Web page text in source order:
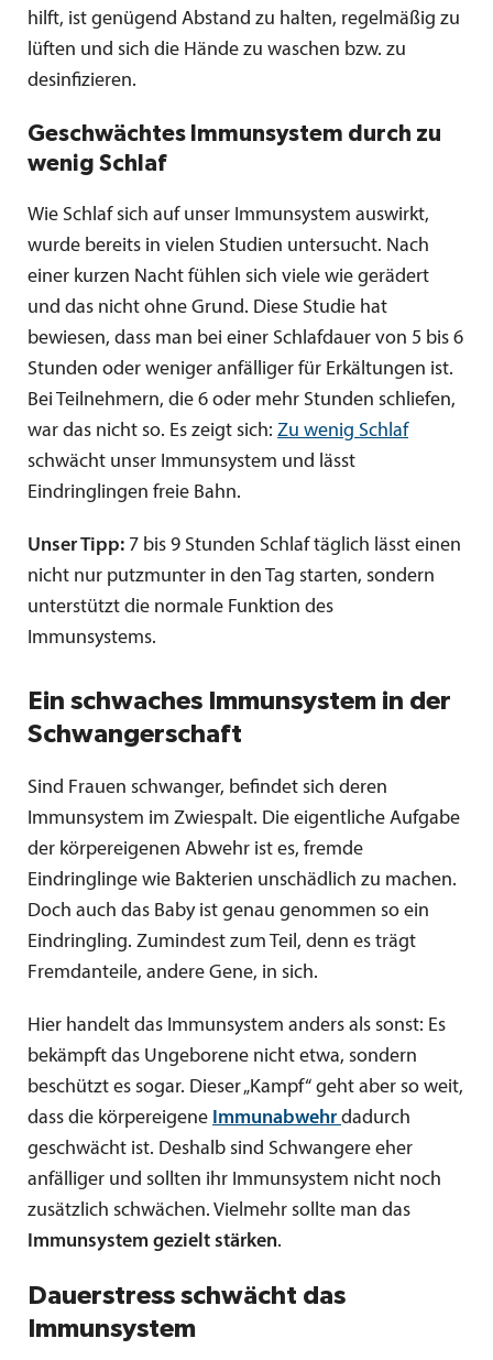
hilft, ist genügend Abstand zu halten, regelmäßig zu
lüften und sich die Hände zu waschen bzw. zu
desinfizieren.
Geschwächtes Immunsystem durch zu
wenig Schlaf
Wie Schlaf sich auf unser Immunsystem auswirkt,
wurde bereits in vielen Studien untersucht. Nach
einer kurzen Nacht fühlen sich viele wie gerädert
und das nicht ohne Grund. Diese Studie hat
bewiesen, dass man bei einer Schlafdauer von 5 bis 6
Stunden oder weniger anfälliger für Erkältungen ist.
Bei Teilnehmern, die 6 oder mehr Stunden schliefen,
war das nicht so. Es zeigt sich: Zu wenig Schlaf
schwächt unser Immunsystem und lässt
Eindringlingen freie Bahn.
Unser Tipp: 7 bis 9 Stunden Schlaf täglich lässt einen
nicht nur putzmunter in den Tag starten, sondern
unterstützt die normale Funktion des
Immunsystems.
Ein schwaches Immunsystem in der
Schwangerschaft
Sind Frauen schwanger, befindet sich deren
Immunsystem im Zwiespalt. Die eigentliche Aufgabe
der körpereigenen Abwehr ist es, fremde
Eindringlinge wie Bakterien unschädlich zu machen.
Doch auch das Baby ist genau genommen so ein
Eindringling. Zumindest zum Teil, denn es trägt
Fremdanteile, andere Gene, in sich.
Hier handelt das Immunsystem anders als sonst: Es
bekämpft das Ungeborene nicht etwa, sondern
beschützt es sogar. Dieser „Kampf“ geht aber so weit,
dass die körpereigene Immunabwehr dadurch
geschwächt ist. Deshalb sind Schwangere eher
anfälliger und sollten ihr Immunsystem nicht noch
zusätzlich schwächen. Vielmehr sollte man das
Immunsystem gezielt stärken.
Dauerstress schwächt das
Immunsystem